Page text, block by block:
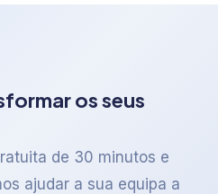
os seus
de 30 minutos e
ajudar a sua equipa a